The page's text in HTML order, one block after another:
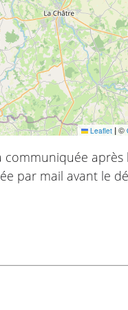
Leaflet |©
communiquée après
par mail avant le